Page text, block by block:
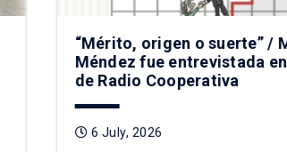
“Mérito, origen o suerte” /
Méndez fue entrevistada
de Radio Cooperativa
6 July, 2026